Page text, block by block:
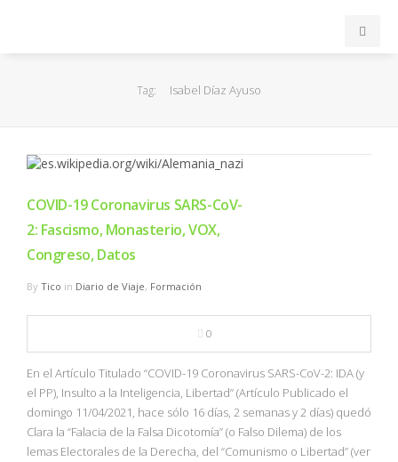
EuroLeague
FIBA
OTROS
NBA
MULTIMEDIA
Tag: Isabel Díaz Ayuso
COVID-19 Coronavirus SARS-CoV-
2: Fascismo, Monasterio, VOX,
Congreso, Datos
By Tico in Diario de Viaje, Formación
0
En el Artículo Titulado “COVID-19 Coronavirus SARS-CoV-2: IDA (y
el PP), Insulto a la Inteligencia, Libertad” (Artículo Publicado el
domingo 11/04/2021, hace sólo 16 días, 2 semanas y 2 días) quedó
Clara la “Falacia de la Falsa Dicotomía” (o Falso Dilema) de los
lemas Electorales de la Derecha, del “Comunismo o Libertad” (ver